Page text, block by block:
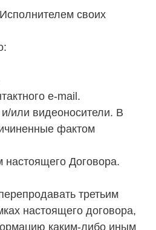
своих
e-mail.
или видеоносители. В
фактом
Договора.
третьим
настоящего договора,
каким-либо иным